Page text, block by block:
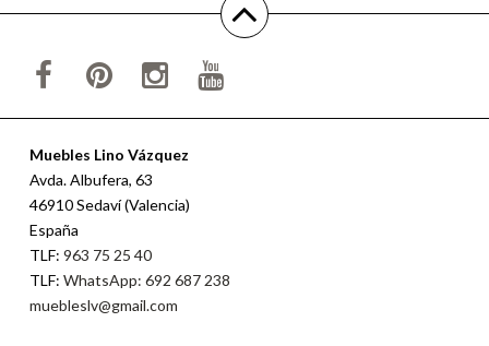
Muebles Lino Vázquez
Avda. Albufera, 63
46910 Sedaví (Valencia)
España
TLF: 963 75 25 40
TLF: WhatsApp: 692 687 238
muebleslv@gmail.com